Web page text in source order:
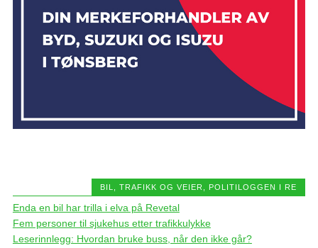
BIL, TRAFIKK OG VEIER POLITILOGGEN I RE
Enda en bil har trilla i elva på Revetal
Fem personer til sjukehus etter trafikkulykke
Leserinnlegg: Hvordan bruke buss, når den ikke går?